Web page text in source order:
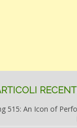
515: An Icon of